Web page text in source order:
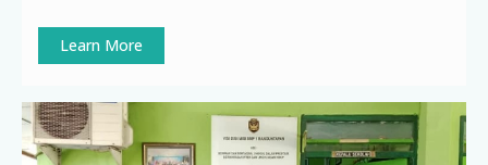
Learn More